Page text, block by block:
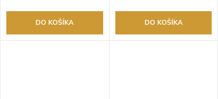
DO KOŠÍKA DO KOŠÍKA